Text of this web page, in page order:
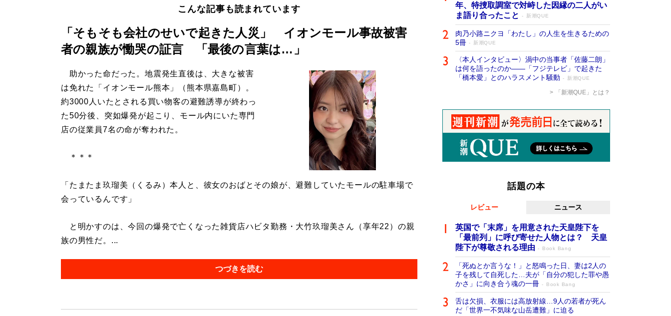
こんな記事も読まれています
「そもそも会社のせいで起きた人災」 イオンモール事故被害
者の親族が慟哭の証言 「最後の言葉は…」
助かった命だった。地震発生直後は、大きな被害
は免れた「イオンモール熊本」（熊本県嘉島町）。
約3000人いたとされる買い物客の避難誘導が終わっ
た50分後、突如爆発が起こり、モール内にいた専門
店の従業員7名の命が奪われた。
＊＊＊
「たまたま玖瑠美（くるみ）本人と、彼女のおばとその娘が、避難していたモールの駐車場で
会っているんです」
と明かすのは、今回の爆発で亡くなった雑貨店ハビタ勤務・大竹玖瑠美さん（享年22）の親
族の男性だ。...
つづきを読む
年、特捜取調室で対峙した因縁の二人がい
ま語り合ったこと
新潮QUE
肉乃小路ニクヨ「わたし」の人生を生きるための
5冊
新潮QUE
〈本人インタビュー〉渦中の当事者「佐藤二朗」
は何を語ったのか――「フジテレビ」で起きた
「橋本愛」とのハラスメント騒動
新潮QUE
「新潮QUE」とは？
話題の本
レビュー ニュース
英国で「末席」を用意された天皇陛下を
「最前列」に呼び寄せた人物とは？ 天皇
陛下が尊敬される理由
Book Bang
「死ぬとか言うな！」と怒鳴った日、妻は2人の
子を残して自死した…夫が「自分の犯した罪や愚
かさ」に向き合う魂の一冊
Book Bang
舌は欠損、衣服には高放射線…9人の若者が死ん
だ「世界一不気味な山岳遭難」に迫る